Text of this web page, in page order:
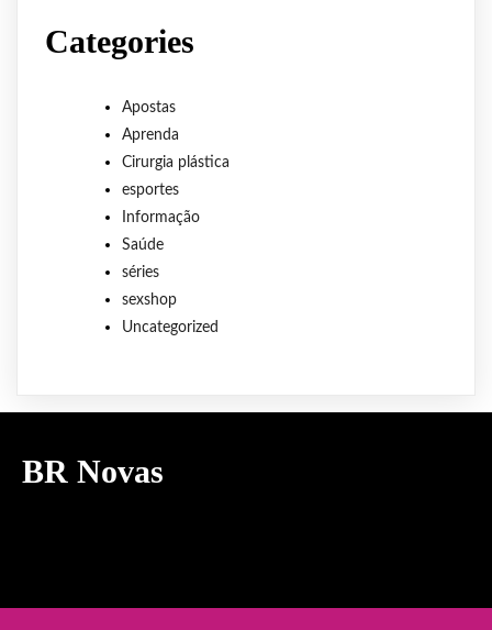
Categories
Apostas
Aprenda
Cirurgia plástica
esportes
Informação
Saúde
séries
sexshop
Uncategorized
BR Novas